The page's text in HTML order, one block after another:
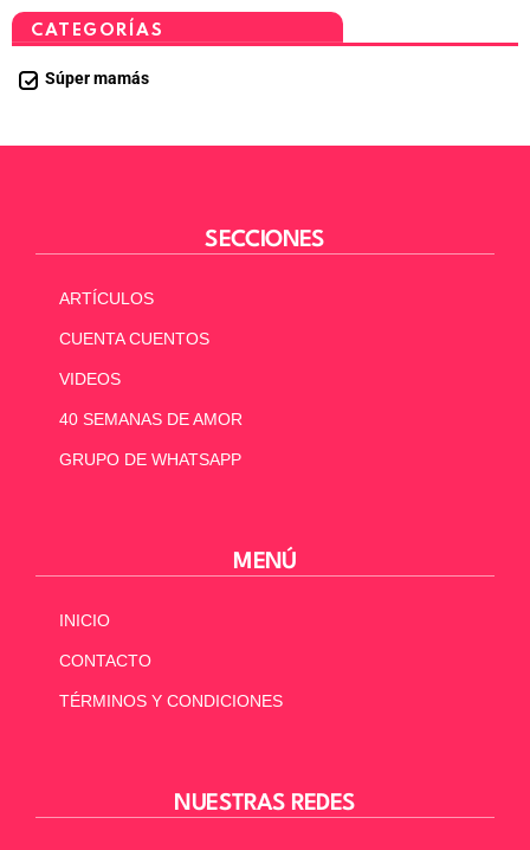
CATEGORÍAS
Súper mamás
SECCIONES
ARTÍCULOS
CUENTA CUENTOS
VIDEOS
40 SEMANAS DE AMOR
GRUPO DE WHATSAPP
MENÚ
INICIO
CONTACTO
TÉRMINOS Y CONDICIONES
NUESTRAS REDES